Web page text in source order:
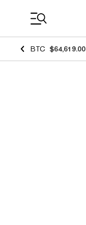
BTC $64,619.00